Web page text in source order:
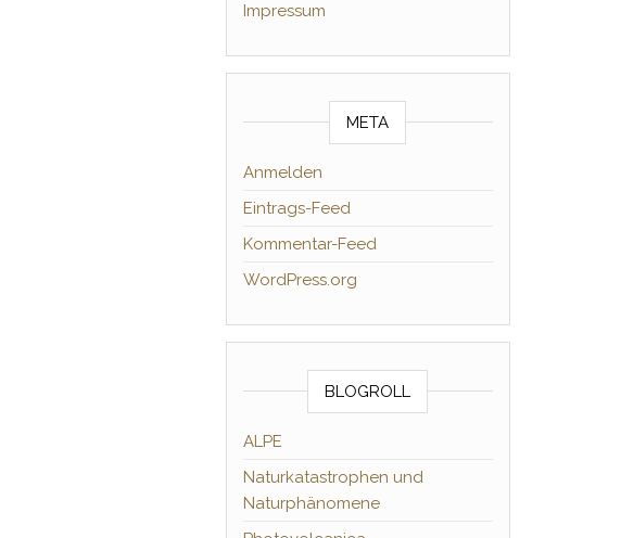
Impressum
META
Anmelden
Eintrags-Feed
Kommentar-Feed
WordPress.org
BLOGROLL
ALPE
Naturkatastrophen und
Naturphänomene